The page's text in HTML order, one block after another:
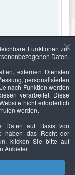
Funktionen zur
Daten.
externen Diensten
personalisierten
nach Funktion werden
verarbeitet. Diese
nicht erforderlich
werden.
Daten auf Basis von
haben das Recht der
klicken Sie bitte auf
Anbieter.